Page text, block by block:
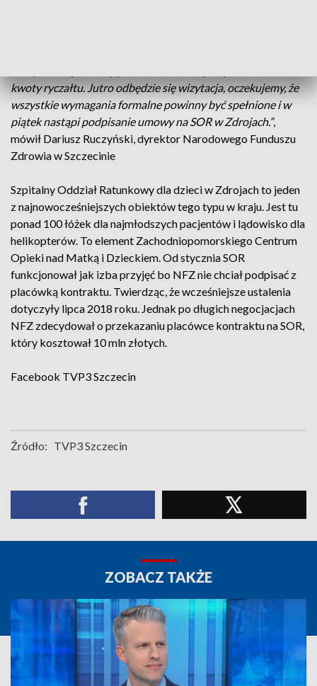
kwoty ryczałtu. Jutro odbędzie się wizytacja, oczekujemy, że
wszystkie wymagania formalne powinny być spełnione i w
piątek nastąpi podpisanie umowy na SOR w Zdrojach.”,
mówił Dariusz Ruczyński, dyrektor Narodowego Funduszu
Zdrowia w Szczecinie
Szpitalny Oddział Ratunkowy dla dzieci w Zdrojach to jeden
z najnowocześniejszych obiektów tego typu w kraju. Jest tu
ponad 100 łóżek dla najmłodszych pacjentów i lądowisko dla
helikopterów. To element Zachodniopomorskiego Centrum
Opieki nad Matką i Dzieckiem. Od stycznia SOR
funkcjonował jak izba przyjęć bo NFZ nie chciał podpisać z
placówką kontraktu. Twierdząc, że wcześniejsze ustalenia
dotyczyły lipca 2018 roku. Jednak po długich negocjacjach
NFZ zdecydował o przekazaniu placówce kontraktu na SOR,
który kosztował 10 mln złotych.
Facebook TVP3 Szczecin
Źródło: TVP3 Szczecin
ZOBACZ TAKŻE